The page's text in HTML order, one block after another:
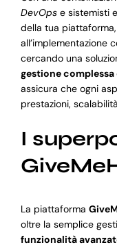
DevOpse sistemisti
della tua
all’implementazione
cercando una
gestione complessa
assicura che ogni
prestazioni,
I
La piattaforma
oltre la semplice
funzionalità